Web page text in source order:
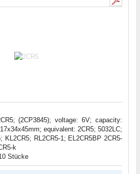
(2CP3845); voltage: 6V; capacity:
equivalent: 2CR5; 5032LC;
KL2CR5; RL2CR5-1; EL2CR5BP 2CR5-
k
Stücke